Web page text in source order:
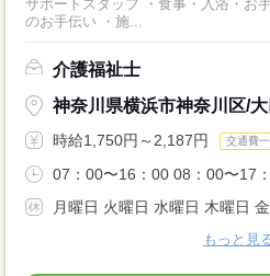
サポートスタッフ ・食事・入浴・お手洗い・歩行 など身のまわり
のお手伝い ・施...
介護福祉士
神奈川県横浜市神奈川区/
時給1,750円～2,187円 交通費
07：00〜16：00 08：00〜17
月曜日 火曜日 水曜日 木曜日
もっと見